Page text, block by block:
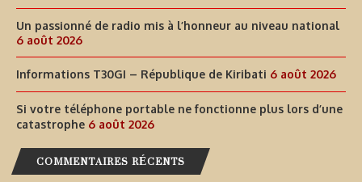
Un passionné de radio mis à l’honneur au niveau national
6 août 2026
Informations T30GI – République de Kiribati 6 août 2026
Si votre téléphone portable ne fonctionne plus lors d’une
catastrophe 6 août 2026
COMMENTAIRES RÉCENTS